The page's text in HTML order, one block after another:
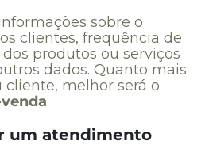
sobre o
clientes, frequência de
produtos ou serviços
dados. Quanto mais
cliente, melhor será o
.
um atendimento